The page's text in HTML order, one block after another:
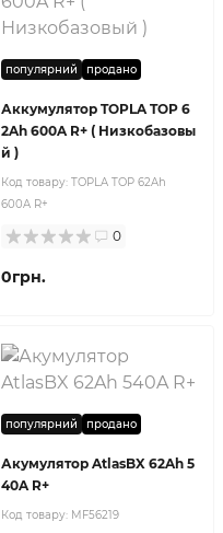
популярний продано
Аккумулятор TOPLA TOP 6
2Ah 600A R+ ( Низкобазовы
й )
Код товару: TOPLA TOP 62Ah
600A R+
0
0грн.
популярний продано
Акумулятор AtlasBX 62Ah 5
40A R+
Код товару: MF56219